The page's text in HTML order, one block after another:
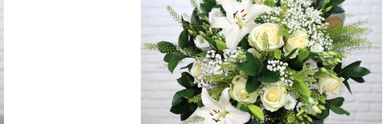
- Gâter un proche pour son anniversaire
- Célébrer une occasion spéciale
- Faire plaisir à un amateur d'art et de peinture
- Exprimer une atmosphère méditerranéenne et
colorée dans votre intérieur.
Tableau : Paul Signac,Vue de Saint-Tropez,
particulière à un proche.
Il contient :
- Des hortensias colorés (les couleurs peuvent
varier selon l’arrivage)
- Des fleurs à grosse tête, au charme intemporel